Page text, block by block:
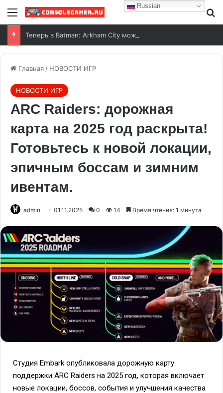
Главная / НОВОСТИ ИГР
НОВОСТИ ИГР
ARC Raiders: дорожная
карта на 2025 год раскрыта!
Готовьтесь к новой локации,
эпичным боссам и зимним
ивентам.
admin 01.11.2025 0 14 Время чтения: 1 минута
Студия Embark опубликовала дорожную карту
поддержки ARC Raiders на 2025 год, которая включает
новые локации, боссов, события и улучшения качества
Russian